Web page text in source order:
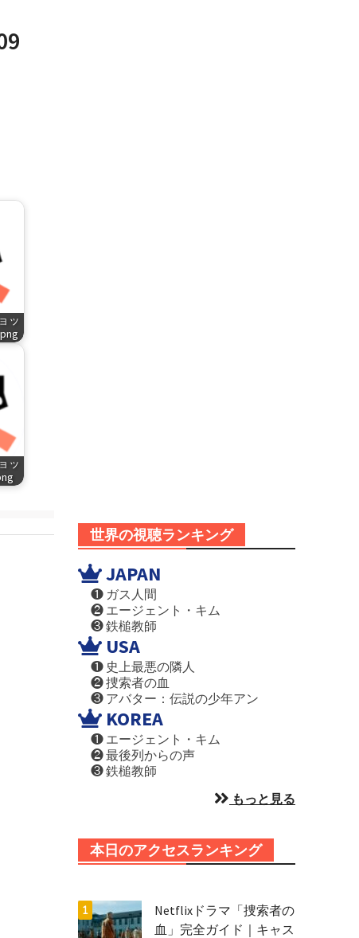
ッ
ッ
世界の視聴ランキング
JAPAN
❶ ガス人間
❷ エージェント・キム
❸ 鉄槌教師
USA
❶ 史上最悪の隣人
❷ 捜索者の血
❸ アバター：伝説の少年アン
KOREA
❶ エージェント・キム
❷ 最後列からの声
❸ 鉄槌教師
もっと見る
本日のアクセスランキング
Netflixドラマ「捜索者の
血」完全ガイド｜キャス